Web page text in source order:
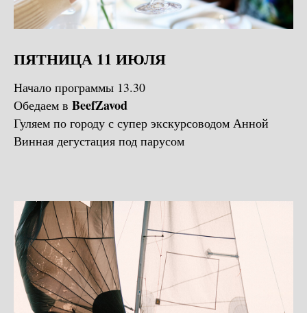
ПЯТНИЦА 11 ИЮЛЯ
Начало программы 13.30
Обедаем в BeefZavod
Гуляем по городу с супер экскурсоводом Анной
Винная дегустация под парусом